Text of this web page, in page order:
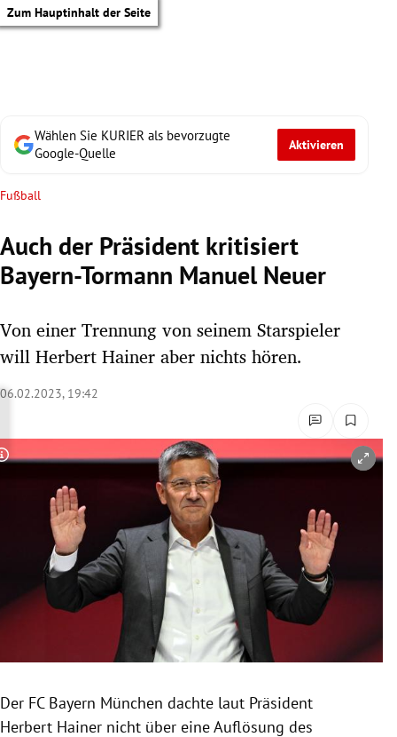
Zum Hauptinhalt der Seite
Untermenü
Untermenü
Untermenü
Untermenü
Untermenü
Wählen Sie KURIER als bevorzugte
Google-Quelle
Aktivieren
Fußball
Auch der Präsident kritisiert
Bayern-Tormann Manuel Neuer
Von einer Trennung von seinem Starspieler
will Herbert Hainer aber nichts hören.
06.02.2023, 19:42
Copyright-Hinweis öffnen/schließen
Der FC Bayern München dachte laut Präsident
Herbert Hainer nicht über eine Auflösung des